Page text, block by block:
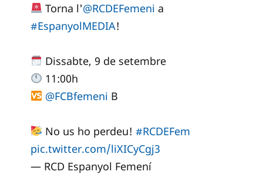
Torna l'@RCDEFemeni a
#EspanyolMEDIA!
Dissabte, 9 de setembre
11:00h
@FCBfemeni B
No us ho perdeu!#RCDEFem
pic.twitter.com/liXICyCgj3
— RCD Espanyol Femení